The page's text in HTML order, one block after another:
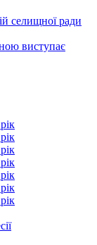
селищної ради
виступає